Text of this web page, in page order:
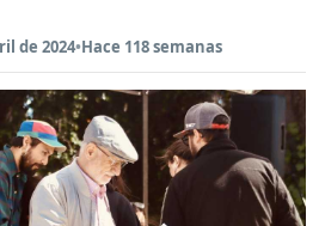
de 2024•Hace 118 semanas